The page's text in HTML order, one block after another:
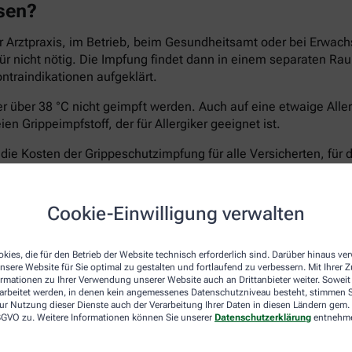
Cookie-Einwilligung verwalten
die für den Betrieb der Website technisch erforderlich sind. Darüber hinaus
Website für Sie optimal zu gestalten und fortlaufend zu verbessern. Mit Ihrer
zu Ihrer Verwendung unserer Website auch an Drittanbieter weiter. Soweit
werden, in denen kein angemessenes Datenschutzniveau besteht, stimmen
Nutzung dieser Dienste auch der Verarbeitung Ihrer Daten in diesen Ländern
zu. Weitere Informationen können Sie unserer Datenschutzerklärung
im Betrieb, beim Gesundheitsamt oder bei
nicht nötig. Die Impfung findet dann in einem separaten
aufgeklärt.
über 38 °C nicht geimpft werden. Auch auf eine etwaige
Grippeimpfstoff, der für Allergiker geeignet ist.
Kosten der Grippeschutzimpfung für alle Versicherten, für
treten, die Apotheken rechnen meist direkt mit der
Jahren, für die keine STIKO-Empfehlung vorliegt. Fragen
Koch-Institut empfiehlt die Impfung gegen Grippeviren